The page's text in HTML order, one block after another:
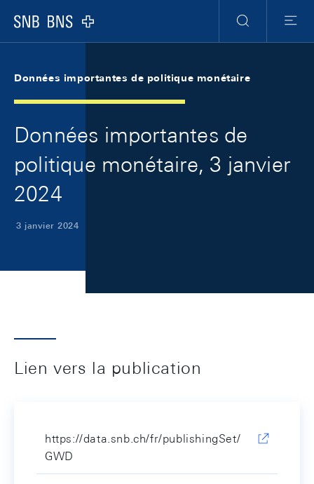
Logo
RechercheMenu
Données importantes de politique monétaire
Données importantes de
politique monétaire, 3 janvier
2024
3 janvier 2024
Lien vers la publication
https://data.snb.ch/fr/publishingSet/
GWD